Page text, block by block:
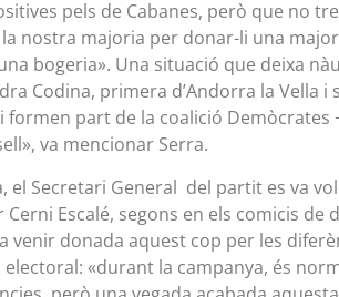
pels de Cabanes, però que no
nostra majoria per donar-li una
bogeria». Una situació que deixa
Codina, primera d’Andorra la Vella i
part de la coalició Demòcrates
va mencionar Serra.
el Secretari General del partit es va
Escalé, segons en els comicis de
venir donada aquest cop per les
electoral: «durant la campanya, és